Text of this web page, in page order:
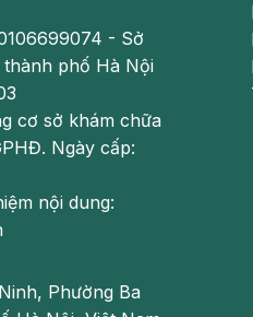
- Sở
phố Hà Nội
cơ sở khám chữa
Ngày cấp:
nội dung:
Phường Ba